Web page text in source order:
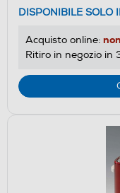
DISPONIBILE SOLO
Acquisto online:
Ritiro in negozio in